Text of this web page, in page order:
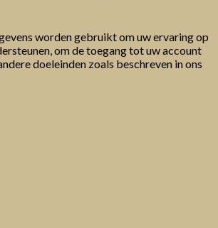
worden gebruikt om uw ervaring op
om de toegang tot uw account
doeleinden zoals beschreven in ons